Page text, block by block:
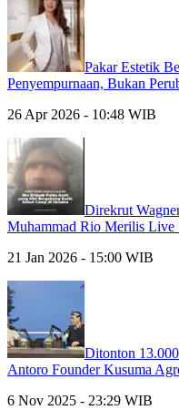
Pakar Estetik
Penyempurnaan, Bukan
26 Apr 2026 - 10:48 WIB
Direkrut
Muhammad Rio Merilis Live
21 Jan 2026 - 15:00 WIB
Ditonton
Antoro Founder Kusuma
6 Nov 2025 - 23:29 WIB